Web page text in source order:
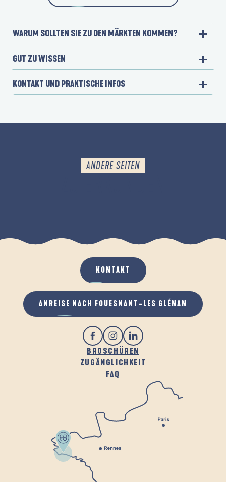
WARUM SOLLTEN SIE ZU DEN MÄRKTEN KOMMEN?
GUT ZU WISSEN
KONTAKT UND PRAKTISCHE INFOS
ANDERE SEITEN
BROSCHÜREN
ZUGÄNGLICHKEIT
FAQ
KONTAKT
ANREISE NACH FOUESNANT-LES GLÉNAN